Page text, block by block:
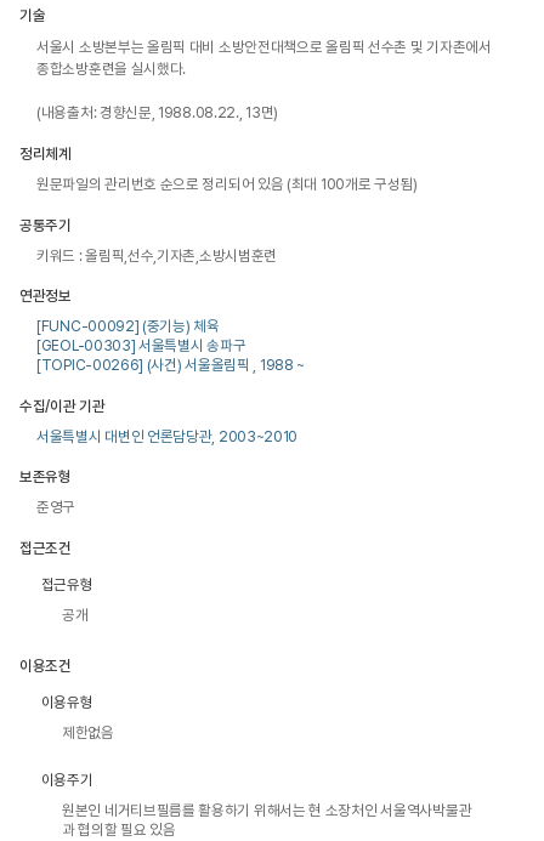
기술
서울시 소방본부는 올림픽 대비 소방안전대책으로 올림픽 선수촌 및 기자촌에서
종합소방훈련을 실시했다.
(내용출처: 경향신문, 1988.08.22., 13면)
정리체계
원문파일의 관리번호 순으로 정리되어 있음 (최대 100개로 구성됨)
공통주기
키워드 : 올림픽,선수,기자촌,소방시범훈련
연관정보
[FUNC-00092] (중기능) 체육
[GEOL-00303] 서울특별시 송파구
[TOPIC-00266] (사건) 서울올림픽 , 1988 ~
수집/이관 기관
서울특별시 대변인 언론담당관, 2003~2010
보존유형
준영구
접근조건
접근유형
공개
이용조건
이용유형
제한없음
이용주기
원본인 네거티브필름를 활용하기 위해서는 현 소장처인 서울역사박물관
과 협의할 필요 있음